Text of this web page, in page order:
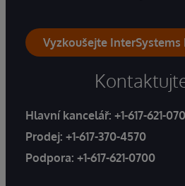
Vyzkoušejte InterSystems
Hlavní kancelář: +1-617-621-
Prodej: +1-617-370-4570
Podpora: +1-617-621-0700